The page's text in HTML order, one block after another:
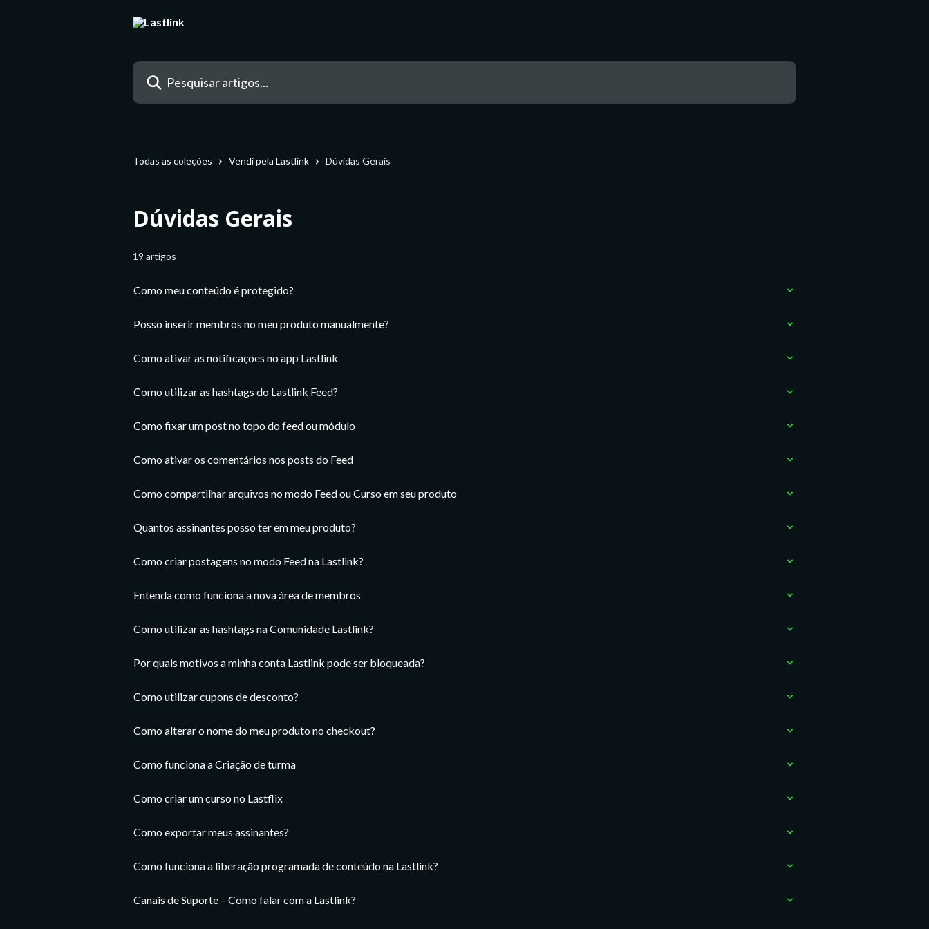
Pesquisar artigos...
Todas as coleções Vendi pela Lastlink Dúvidas Gerais
Dúvidas Gerais
19 artigos
Como meu conteúdo é protegido?
Posso inserir membros no meu produto manualmente?
Como ativar as notificações no app Lastlink
Como utilizar as hashtags do Lastlink Feed?
Como fixar um post no topo do feed ou módulo
Como ativar os comentários nos posts do Feed
Como compartilhar arquivos no modo Feed ou Curso em seu produto
Quantos assinantes posso ter em meu produto?
Como criar postagens no modo Feed na Lastlink?
Entenda como funciona a nova área de membros
Como utilizar as hashtags na Comunidade Lastlink?
Por quais motivos a minha conta Lastlink pode ser bloqueada?
Como utilizar cupons de desconto?
Como alterar o nome do meu produto no checkout?
Como funciona a Criação de turma
Como criar um curso no Lastflix
Como exportar meus assinantes?
Como funciona a liberação programada de conteúdo na Lastlink?
Canais de Suporte – Como falar com a Lastlink?